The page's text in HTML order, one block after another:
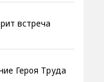
встреча
Героя Труда